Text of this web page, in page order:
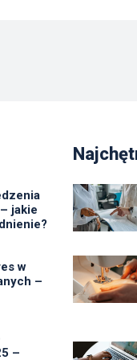
jakie
w
–
–